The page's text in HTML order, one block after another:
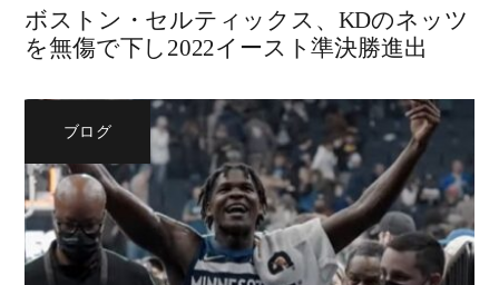
ボストン・セルティックス、KDのネッツ
を無傷で下し2022イースト準決勝進出
ブログ